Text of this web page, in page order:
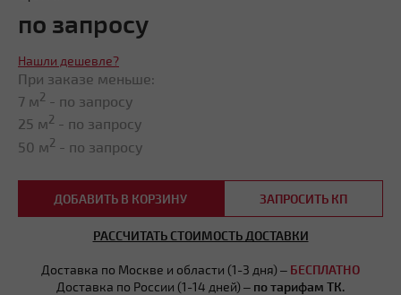
по запросу
Нашли дешевле?
При заказе меньше:
7 м2 - по запросу
25 м2 - по запросу
50 м2 - по запросу
ДОБАВИТЬ В КОРЗИНУ ЗАПРОСИТЬ КП
РАССЧИТАТЬ СТОИМОСТЬ ДОСТАВКИ
Доставка по Москве и области (1-3 дня) – БЕСПЛАТНО
Доставка по России (1-14 дней) – по тарифам ТК.